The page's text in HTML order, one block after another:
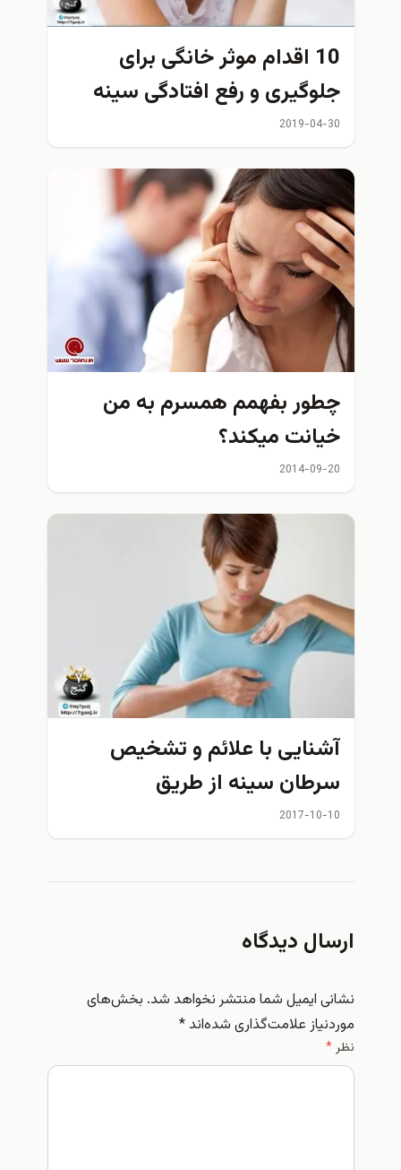
10 اقدام موثر خانگی برای
جلوگیری و رفع افتادگی سینه
2019-04-30
چطور بفهمم همسرم به من
خيانت ميكند؟
2014-09-20
آشنایی با علائم و تشخیص
سرطان سینه از طریق
خودآزمایی پستان ( سینه ها )
2017-10-10
ارسال دیدگاه
نشانی ایمیل شما منتشر نخواهد شد. بخش‌های
موردنیاز علامت‌گذاری شده‌اند*
نظر*